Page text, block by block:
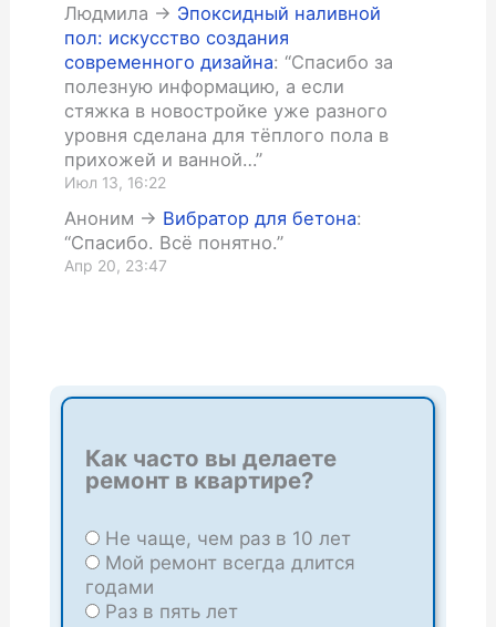
Людмила -> Эпоксидный наливной
пол: искусство создания
современного дизайна: “Спасибо за
полезную информацию, а если
стяжка в новостройке уже разного
уровня сделана для тёплого пола в
прихожей и ванной…”
Июл 13, 16:22
Аноним -> Вибратор для бетона:
“Спасибо. Всё понятно.”
Апр 20, 23:47
Как часто вы делаете
ремонт в квартире?
Не чаще, чем раз в 10 лет
Мой ремонт всегда длится
годами
Раз в пять лет